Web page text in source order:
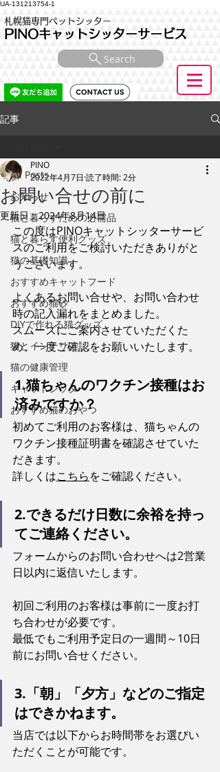
UA-131213754-1
札幌猫専門ペットシッター
PINOキャットシッターサービス
Search
記事
All Posts
お知らせ
猫と暮らすための必需品
猫と暮らす便利グッズ
猫の基礎知識
おすすめキャットフード
おすすめ猫砂
DIYで作れる猫グッズ
猫とインテリア
猫の健康管理
キャットシッター
おすすめ猫のおやつ
お問い合せの前に
PINO
2022年4月7日 読了時間: 2分
更新日：2024年8月14日
この度はPINOキャットシッターサービ
スのご利用をご検討いただきありがと
うございます。
よくあるお問い合せや、お問い合わせ
時の記入漏れをまとめました。
スムーズにご案内させていただくた
め、一度ご確認をお願いいたします。
1.猫ちゃんのワクチン接種はお
済みですか？
初めてご利用のお客様は、猫ちゃんの
ワクチン接種証明書を確認させていた
だきます。
詳しくはこちらをご確認ください。
2.できるだけ日数に余裕を持っ
てご連絡ください。
フォームからのお問い合わせへは2営業
日以内に返信いたします。
初回ご利用のお客様は事前に一度お打
ち合わせが必要です。
最低でもご利用予定日の一週間～10日
前にお問い合せください。
3.「朝」「夕方」などのご指定
はできかねます。
当店では以下からお時間帯をお選びい
ただくことが可能です。